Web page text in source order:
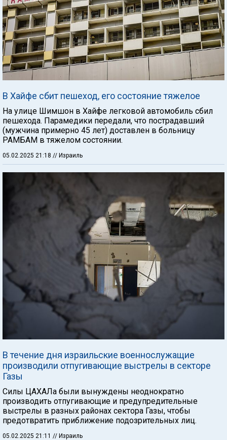
В Хайфе сбит пешеход, его состояние тяжелое
На улице Шимшон в Хайфе легковой автомобиль сбил
пешехода. Парамедики передали, что пострадавший
(мужчина примерно 45 лет) доставлен в больницу
РАМБАМ в тяжелом состоянии.
05.02.2025 21:18 // Израиль
В течение дня израильские военнослужащие
производили отпугивающие выстрелы в секторе
Газы
Силы ЦАХАЛа были вынуждены неоднократно
производить отпугивающие и предупредительные
выстрелы в разных районах сектора Газы, чтобы
предотвратить приближение подозрительных лиц.
05.02.2025 21:11 // Израиль